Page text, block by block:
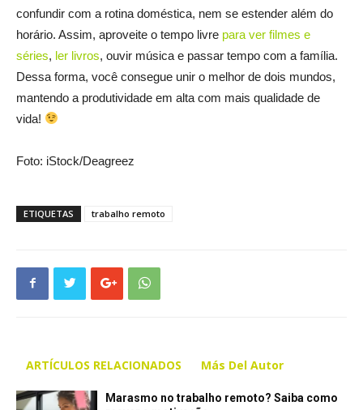
confundir com a rotina doméstica, nem se estender além do
horário. Assim, aproveite o tempo livre para ver filmes e
séries, ler livros, ouvir música e passar tempo com a família.
Dessa forma, você consegue unir o melhor de dois mundos,
mantendo a produtividade em alta com mais qualidade de
vida!
Foto: iStock/Deagreez
ETIQUETAS trabalho remoto
ARTÍCULOS RELACIONADOS Más Del Autor
Marasmo no trabalho remoto? Saiba como